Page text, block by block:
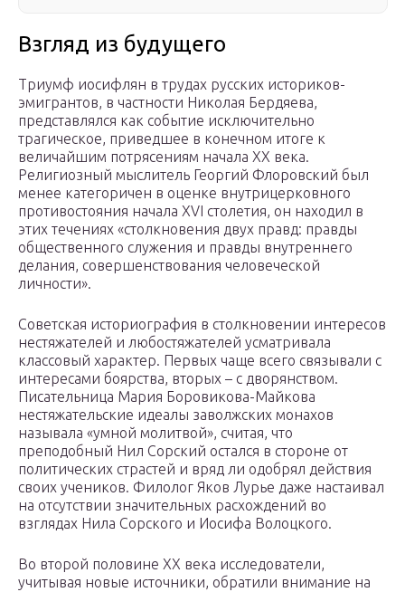
Взгляд из будущего
Триумф иосифлян в трудах русских историков-
эмигрантов, в частности Николая Бердяева,
представлялся как событие исключительно
трагическое, приведшее в конечном итоге к
величайшим потрясениям начала XX века.
Религиозный мыслитель Георгий Флоровский был
менее категоричен в оценке внутрицерковного
противостояния начала XVI столетия, он находил в
этих течениях «столкновения двух правд: правды
общественного служения и правды внутреннего
делания, совершенствования человеческой
личности».
Советская историография в столкновении интересов
нестяжателей и любостяжателей усматривала
классовый характер. Первых чаще всего связывали с
интересами боярства, вторых – с дворянством.
Писательница Мария Боровикова-Майкова
нестяжательские идеалы заволжских монахов
называла «умной молитвой», считая, что
преподобный Нил Сорский остался в стороне от
политических страстей и вряд ли одобрял действия
своих учеников. Филолог Яков Лурье даже настаивал
на отсутствии значительных расхождений во
взглядах Нила Сорского и Иосифа Волоцкого.
Во второй половине XX века исследователи,
учитывая новые источники, обратили внимание на